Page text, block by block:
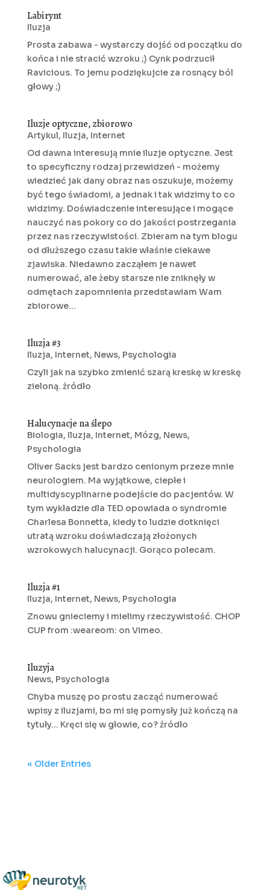
Labirynt
Iluzja
Prosta zabawa - wystarczy dojść od początku do
końca i nie stracić wzroku ;) Cynk podrzucił
Ravicious. To jemu podziękujcie za rosnący ból
głowy ;)
Iluzje optyczne, zbiorowo
Artykul, Iluzja, Internet
Od dawna interesują mnie iluzje optyczne. Jest
to specyficzny rodzaj przewidzeń - możemy
wiedzieć jak dany obraz nas oszukuje, możemy
być tego świadomi, a jednak i tak widzimy to co
widzimy. Doświadczenie interesujące i mogące
nauczyć nas pokory co do jakości postrzegania
przez nas rzeczywistości. Zbieram na tym blogu
od dłuższego czasu takie właśnie ciekawe
zjawiska. Niedawno zacząłem je nawet
numerować, ale żeby starsze nie zniknęły w
odmętach zapomnienia przedstawiam Wam
zbiorowe...
Iluzja #3
Iluzja, Internet, News, Psychologia
Czyli jak na szybko zmienić szarą kreskę w kreskę
zieloną. źródło
Halucynacje na ślepo
Biologia, Iluzja, Internet, Mózg, News,
Psychologia
Oliver Sacks jest bardzo cenionym przeze mnie
neurologiem. Ma wyjątkowe, ciepłe i
multidyscyplinarne podejście do pacjentów. W
tym wykładzie dla TED opowiada o syndromie
Charlesa Bonnetta, kiedy to ludzie dotknięci
utratą wzroku doświadczają złożonych
wzrokowych halucynacji. Gorąco polecam.
Iluzja #1
Iluzja, Internet, News, Psychologia
Znowu gnieciemy i mielimy rzeczywistość. CHOP
CUP from :weareom: on Vimeo.
Iluzyja
News, Psychologia
Chyba muszę po prostu zacząć numerować
wpisy z iluzjami, bo mi się pomysły już kończą na
tytuły... Kręci się w głowie, co? źródło
« Older Entries